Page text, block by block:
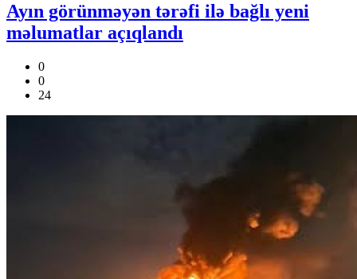
Ayın görünməyən tərəfi ilə bağlı yeni
məlumatlar açıqlandı
0
0
24